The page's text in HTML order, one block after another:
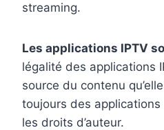
streaming.
Les applications IPTV
légalité des applications
source du contenu
toujours des
les droits d’auteur.